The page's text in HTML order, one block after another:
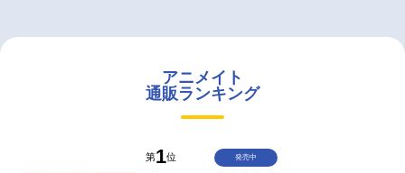
アニメイト
通販ランキング
第1位 発売中